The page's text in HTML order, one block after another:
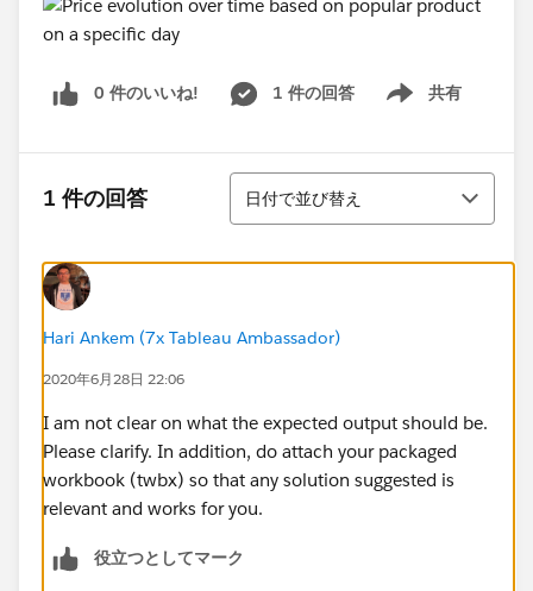
0 件のいいね! 1 件の回答 共有
Show menu
1 件の回答
並び替え
日付で並び替え
Hari Ankem (7x Tableau Ambassador)
2020年6月28日 22:06
I am not clear on what the expected output should be.
Please clarify. In addition, do attach your packaged
workbook (twbx) so that any solution suggested is
relevant and works for you.
役立つとしてマーク